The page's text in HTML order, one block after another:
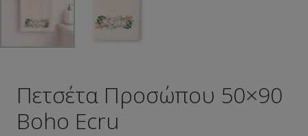
Πετσέτα Προσώπου 50×90
Boho Ecru